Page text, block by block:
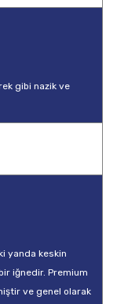
gibi nazik ve
yanda keskin
iğnedir. Premium
ve genel olarak